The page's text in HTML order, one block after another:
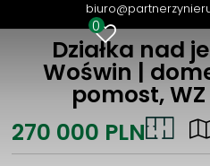
0
Działka nad
Woświn |
pomost, WZ
270 000 PLN